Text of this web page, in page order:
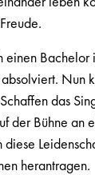
einen Bachelor
Nun
das
der Bühne an
diese
herantragen.